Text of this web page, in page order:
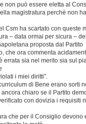
non può essere eletta al
magistratura perchè non
Csm ha scartato con queste
– data ormai per sicura –
proposta dal Partito
che ora commenta
errata sia nel merito sia sul
i miei diritti”.
di Bene erano sorti
chiaro se il Partito
con dovizia i requisiti
che per il Consiglio devono